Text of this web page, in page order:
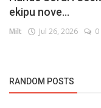
ekipu nove...
Milt Jul 26, 2026 0
RANDOM POSTS